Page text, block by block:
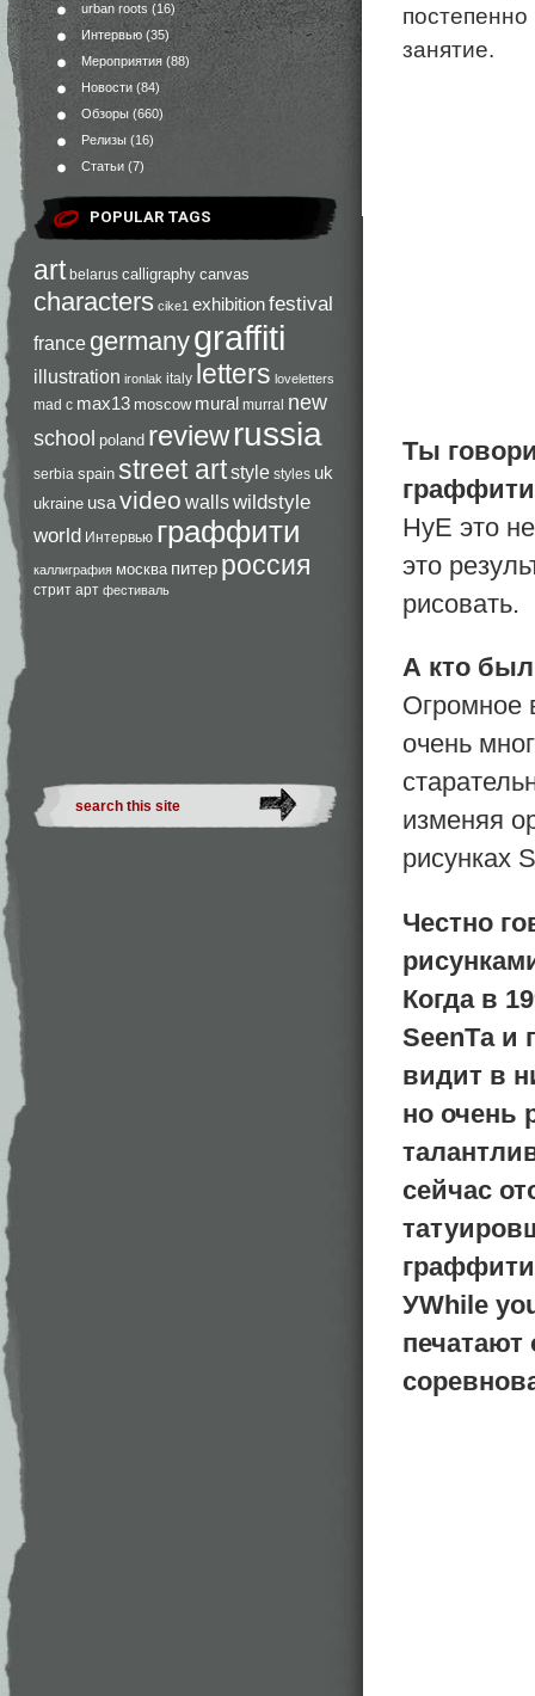
urban roots (16)
Интервью (35)
Мероприятия (88)
Новости (84)
Обзоры (660)
Релизы (16)
Статьи (7)
POPULAR TAGS
art belarus calligraphy canvas
characters cike1 exhibitionfestival
france germanygraffiti
illustration ironlak italy letters loveletters
mad c max13 moscow mural murral new
school poland reviewrussia
serbia spain street artstyle styles uk
ukraine usavideo wallswildstyle
world Интервью граффити
каллиграфия москва питер россия
стрит арт фестиваль
занятие.
Ты
НуЕ это
это
рисовать.
А кто
Oгромное
очень
изменяя
рисунках
Честно
Когда в
SeenТa и
видит в
но очень
сейчас
УWhile